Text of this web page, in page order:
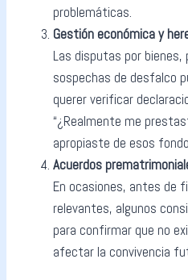
problemáticas.
Gestión económica y
Las disputas por
sospechas de desfalco
querer verificar
“¿Realmente me
apropiaste de esos
Acuerdos
En ocasiones, antes de
relevantes, algunos
para confirmar que no
afectar la convivencia